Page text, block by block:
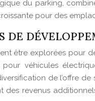
du parking,
pour des
DE
être explorées pour
véhicules
de l’offre
des revenus